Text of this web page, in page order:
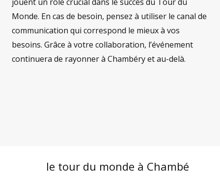
Monde. En cas de besoin, pensez à utiliser le canal de
communication qui correspond le mieux à vos
besoins. Grâce à votre collaboration, l’événement
continuera de rayonner à Chambéry et au-delà.
le tour du monde à Chambé